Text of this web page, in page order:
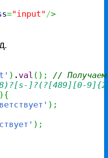
="input" />
) . val ( ) ;
//
]?(?[489][0-
) {
) ;
) ;